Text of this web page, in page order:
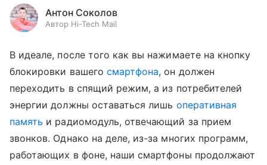
Антон Соколов
Автор Hi-Tech Mail
В идеале, после того как вы нажимаете на кнопку
блокировки вашего смартфона, он должен
переходить в спящий режим, а из потребителей
энергии должны оставаться лишь оперативная
память и радиомодуль, отвечающий за прием
звонков. Однако на деле, из-за многих программ,
работающих в фоне, наши смартфоны продолжают